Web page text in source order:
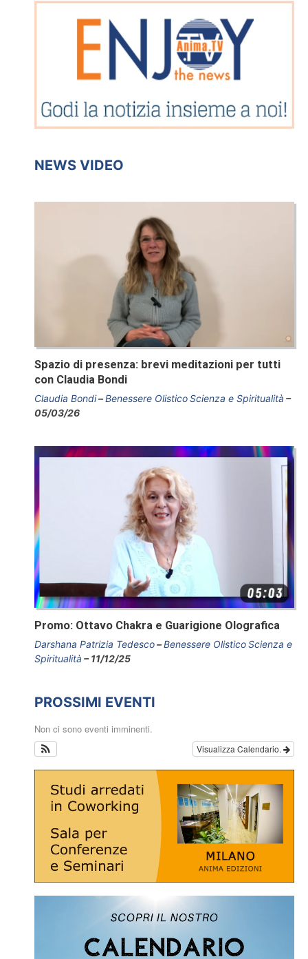
NEWS VIDEO
Spazio di presenza: brevi meditazioni per tutti
con Claudia Bondi
Claudia Bondi Benessere OlisticoScienza e Spiritualità
05/03/26
Promo: Ottavo Chakra e Guarigione Olografica
Darshana Patrizia Tedesco Benessere OlisticoScienza e
Spiritualità
11/12/25
PROSSIMI EVENTI
Non ci sono eventi imminenti.
Visualizza Calendario.